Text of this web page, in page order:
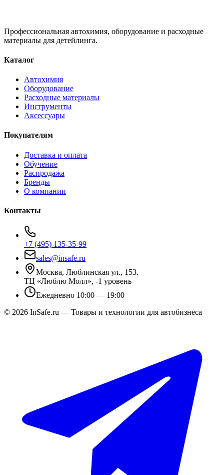
Профессиональная автохимия, оборудование и расходные
материалы для детейлинга.
Каталог
Автохимия
Оборудование
Расходные материалы
Инструменты
Аксессуары
Покупателям
Доставка и оплата
Обучение
Распродажа
Бренды
О компании
Контакты
+7 (495) 135-35-99
sales@insafe.ru
Москва, Люблинская ул., 153.
ТЦ «Люблю Молл», -1 уровень
Ежедневно 10:00 — 19:00
© 2026 InSafe.ru — Товары и технологии для автобизнеса